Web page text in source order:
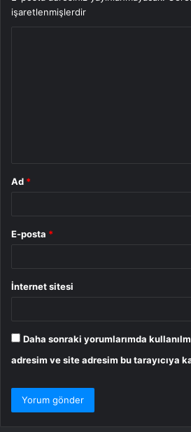
işaretlenmişlerdir
Ad *
E-posta *
İnternet sitesi
Daha sonraki yorumlarımda
adresim ve site adresim bu tarayıcıya